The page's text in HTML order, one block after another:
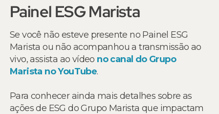
Painel ESG Marista
Se você não esteve presente no Painel ESG
Marista ou não acompanhou a transmissão ao
vivo, assista ao vídeo no canal do Grupo
Marista no YouTube.
Para conhecer ainda mais detalhes sobre as
ações de ESG do Grupo Marista que impactam